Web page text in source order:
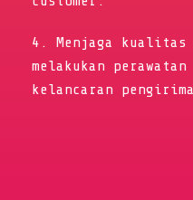
4. Menjaga kualitas
melakukan
kelancaran